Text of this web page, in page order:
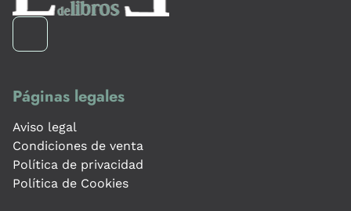
Páginas legales
Aviso legal
Condiciones de venta
Política de privacidad
Política de Cookies